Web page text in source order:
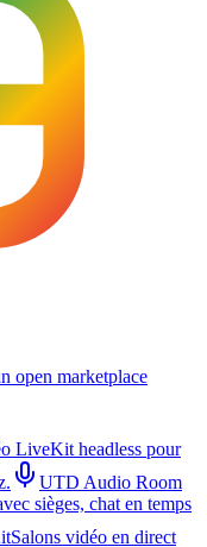
open marketplace
LiveKit headless pour
UTD Audio Room
sièges, chat en temps
Salons vidéo en direct